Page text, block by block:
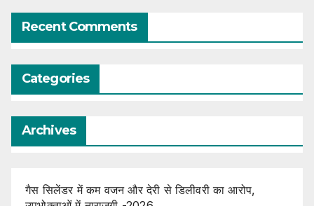
Recent Comments
Categories
Archives
गैस सिलेंडर में कम वजन और देरी से डिलीवरी का आरोप,